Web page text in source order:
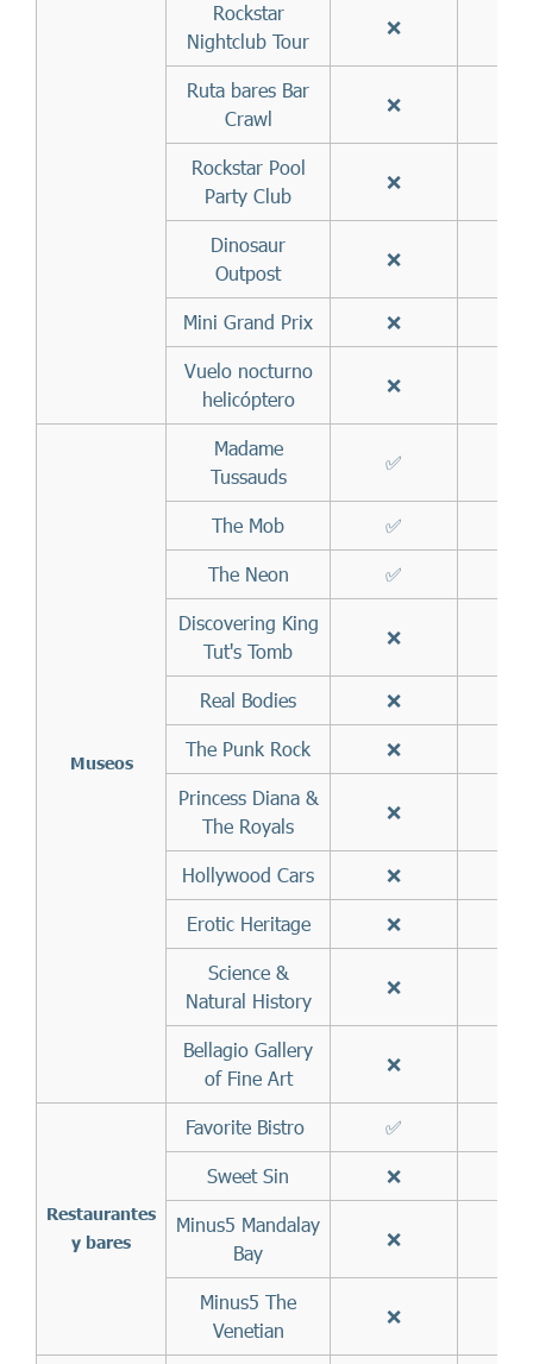
Rockstar
Nightclub Tour
❌
Ruta bares Bar
Crawl
❌
Rockstar Pool
Party Club
❌
Dinosaur
Outpost
❌
Mini Grand Prix ❌
Vuelo nocturno
helicóptero
❌
Museos
Madame
Tussauds
✅
The Mob ✅
The Neon ✅
Discovering King
Tut's Tomb
❌
Real Bodies ❌
The Punk Rock ❌
Princess Diana &
The Royals
❌
Hollywood Cars ❌
Erotic Heritage ❌
Science &
Natural History
❌
Bellagio Gallery
of Fine Art
❌
Restaurantes
y bares
Favorite Bistro ✅
Sweet Sin ❌
Minus5 Mandalay
Bay
❌
Minus5 The
Venetian
❌